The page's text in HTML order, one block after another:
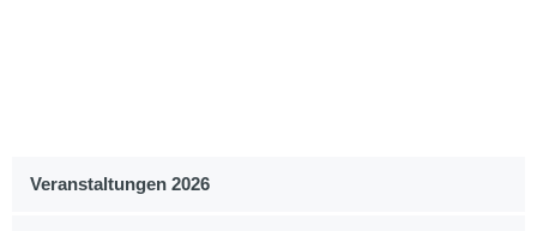
Veranstaltungen 2026